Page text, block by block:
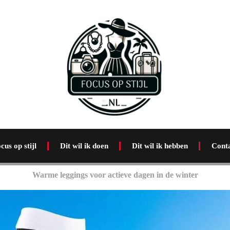
op stijl Dit wil ik doen Dit wil ik hebben
Warme leggings voor actieve dagen in de winter